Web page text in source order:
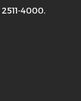
4000.